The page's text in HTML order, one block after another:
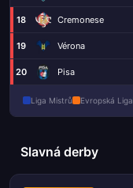
18 Cremonese
19 Vérona
20 Pisa
Liga Mistrů Evropská Liga
Slavná derby